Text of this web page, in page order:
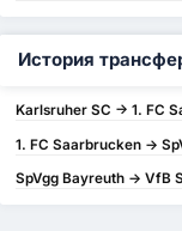
История
Karlsruher SC -> 1. FC
1. FC Saarbrucken ->
SpVgg Bayreuth -> VfB